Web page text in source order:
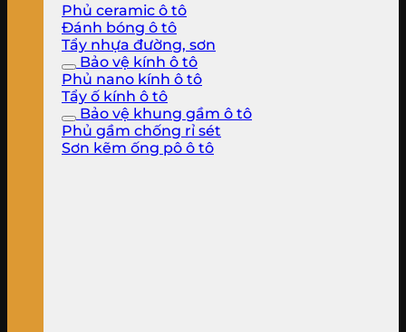
Phủ ceramic ô tô
Đánh bóng ô tô
Tẩy nhựa đường, sơn
Bảo vệ kính ô tô
Phủ nano kính ô tô
Tẩy ố kính ô tô
Bảo vệ khung gầm ô tô
Phủ gầm chống rỉ sét
Sơn kẽm ống pô ô tô